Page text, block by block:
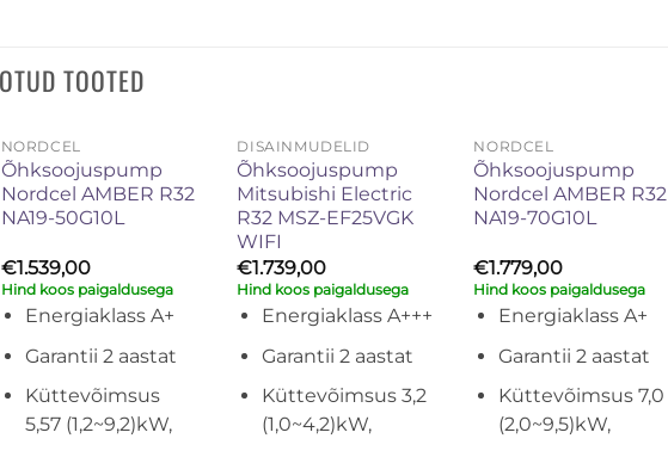
TOOTED
NORDCEL
Õhksoojuspump
Nordcel AMBER R32
NA19-50G10L
€1.539,00
Hind koos paigaldusega
Energiaklass A+
Garantii 2 aastat
Küttevõimsus
5,57 (1,2~9,2)kW,
DISAINMUDELID
Õhksoojuspump
Mitsubishi Electric
R32 MSZ-EF25VGK
WIFI
€1.739,00
Hind koos paigaldusega
Energiaklass A+++
Garantii 2 aastat
Küttevõimsus 3,2
(1,0~4,2)kW,
NORDCEL
Õhksoojuspump
Nordcel AMBER R32
NA19-70G10L
€1.779,00
Hind koos paigaldusega
Energiaklass A+
Garantii 2 aastat
Küttevõimsus 7,0
(2,0~9,5)kW,